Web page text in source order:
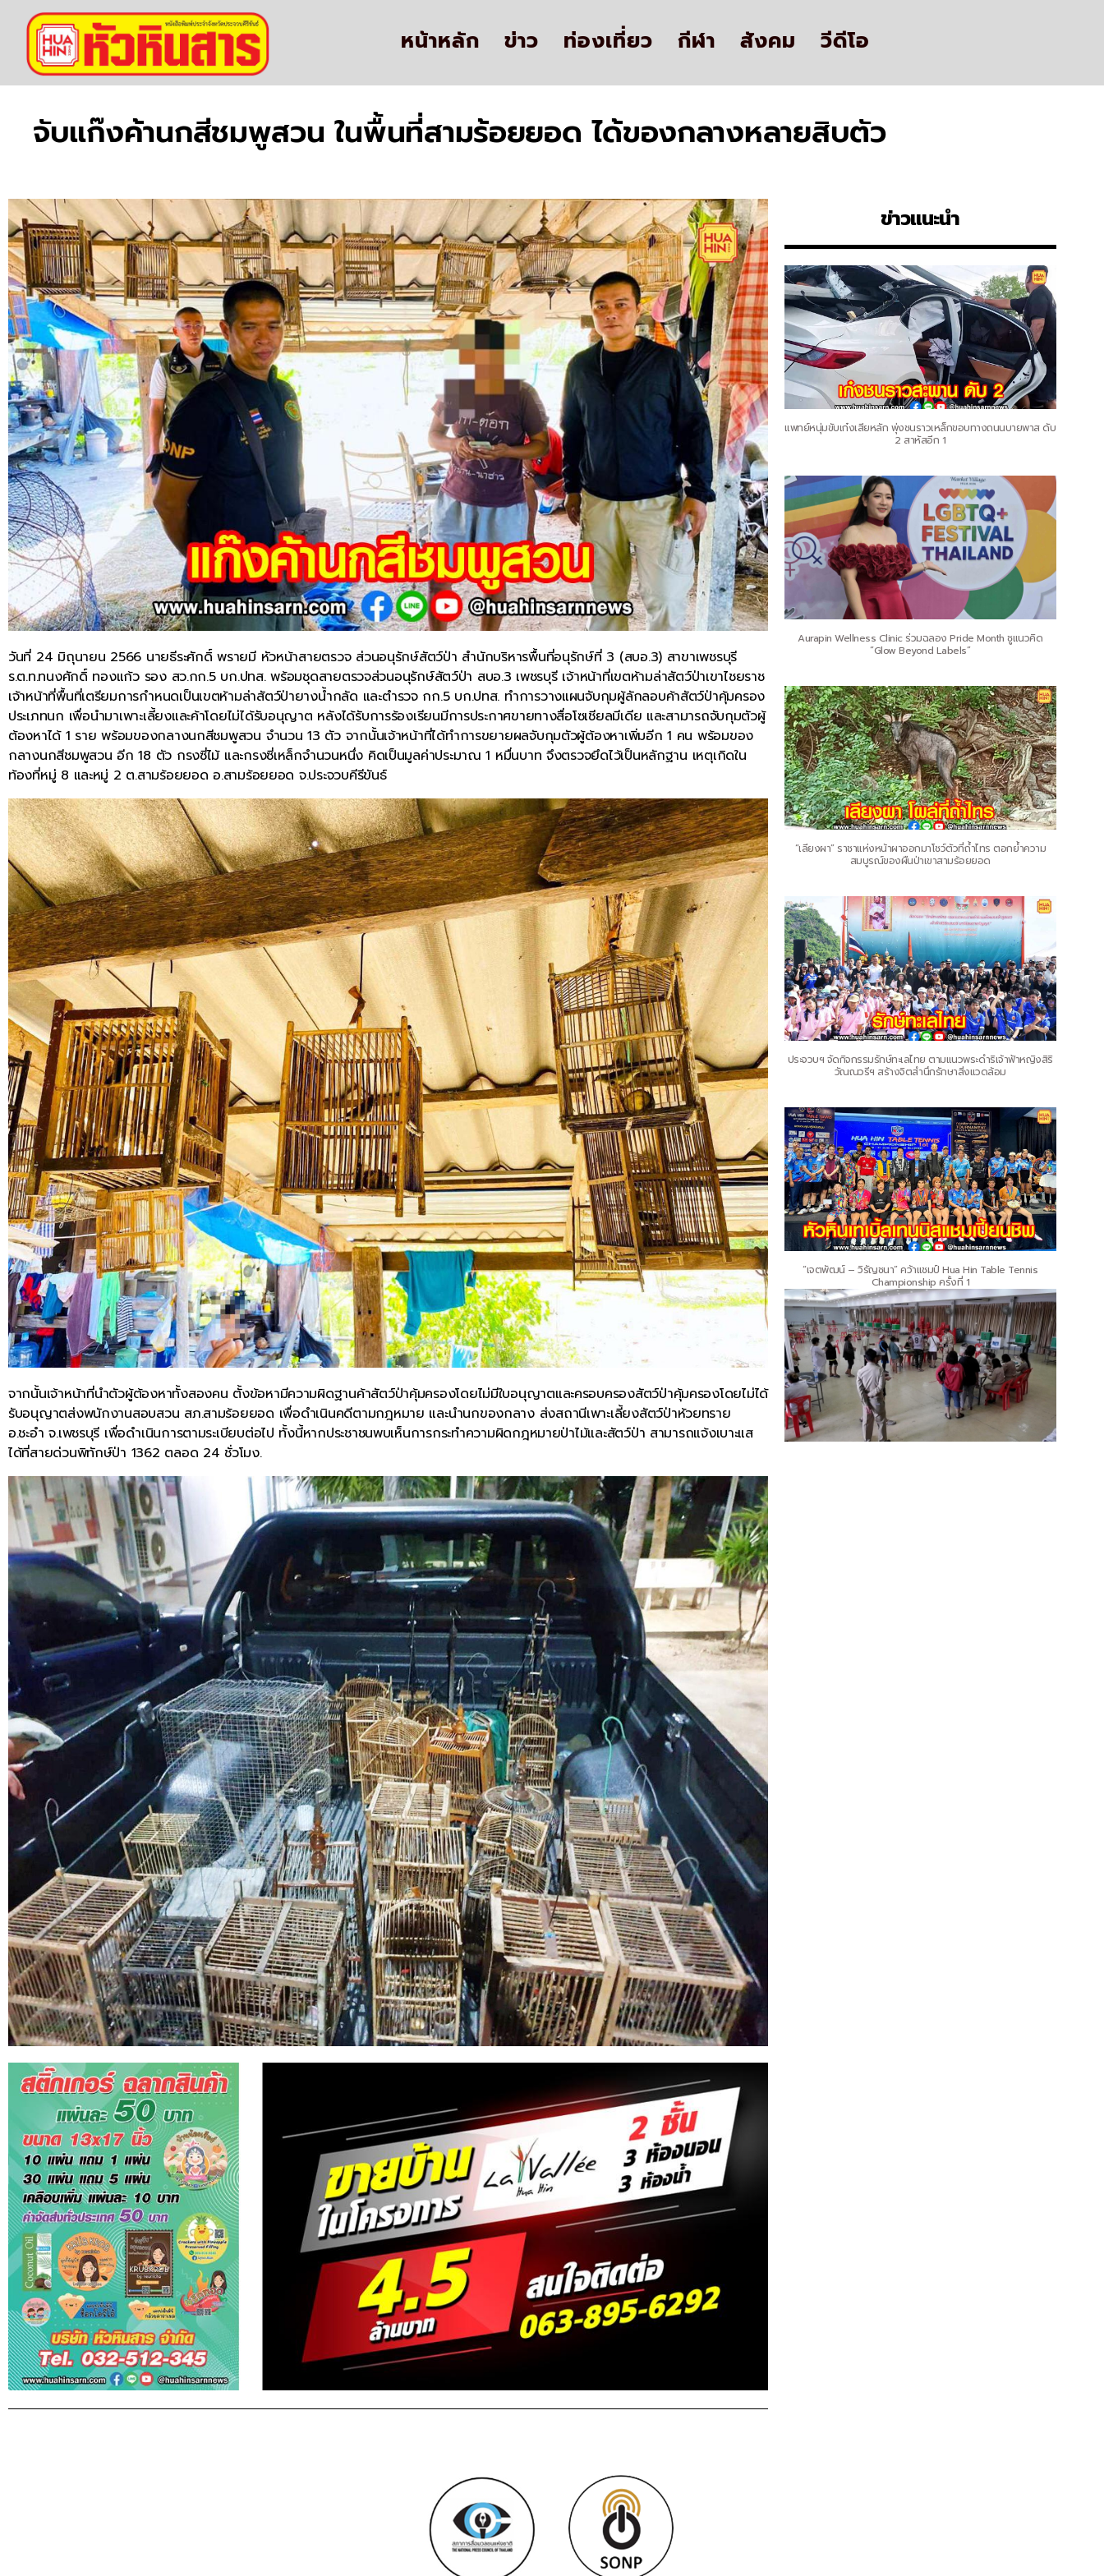
หน้าหลัก ข่าว ท่องเที่ยว กีฬา สังคม วีดีโอ
จับแก๊งค้านกสีชมพูสวน ในพื้นที่สามร้อยยอด ได้ของกลางหลายสิบตัว
วันที่ 24 มิถุนายน 2566 นายธีระศักดิ์ พรายมี หัวหน้าสายตรวจ ส่วนอนุรักษ์สัตว์ป่า สำนักบริหารพื้นที่อนุรักษ์ที่ 3 (สบอ.3) สาขาเพชรบุรี
ร.ต.ท.ทนงศักดิ์ ทองแก้ว รอง สว.กก.5 บก.ปทส. พร้อมชุดสายตรวจส่วนอนุรักษ์สัตว์ป่า สบอ.3 เพชรบุรี เจ้าหน้าที่เขตห้ามล่าสัตว์ป่าเขาไชยราช
เจ้าหน้าที่พื้นที่เตรียมการกำหนดเป็นเขตห้ามล่าสัตว์ป่ายางน้ำกลัด และตำรวจ กก.5 บก.ปทส. ทำการวางแผนจับกุมผู้ลักลอบค้าสัตว์ป่าคุ้มครอง
ประเภทนก เพื่อนำมาเพาะเลี้ยงและค้าโดยไม่ได้รับอนุญาต หลังได้รับการร้องเรียนมีการประกาศขายทางสื่อโซเชียลมีเดีย และสามารถจับกุมตัวผู้
ต้องหาได้ 1 ราย พร้อมของกลางนกสีชมพูสวน จำนวน 13 ตัว จากนั้นเจ้าหน้าที่ได้ทำการขยายผลจับกุมตัวผู้ต้องหาเพิ่มอีก 1 คน พร้อมของ
กลางนกสีชมพูสวน อีก 18 ตัว กรงซี่ไม้ และกรงซี่เหล็กจำนวนหนึ่ง คิดเป็นมูลค่าประมาณ 1 หมื่นบาท จึงตรวจยึดไว้เป็นหลักฐาน เหตุเกิดใน
ท้องที่หมู่ 8 และหมู่ 2 ต.สามร้อยยอด อ.สามร้อยยอด จ.ประจวบคีรีขันธ์
จากนั้นเจ้าหน้าที่นำตัวผู้ต้องหาทั้งสองคน ตั้งข้อหามีความผิดฐานค้าสัตว์ป่าคุ้มครองโดยไม่มีใบอนุญาตและครอบครองสัตว์ป่าคุ้มครองโดยไม่ได้
รับอนุญาตส่งพนักงานสอบสวน สภ.สามร้อยยอด เพื่อดำเนินคดีตามกฎหมาย และนำนกของกลาง ส่งสถานีเพาะเลี้ยงสัตว์ป่าห้วยทราย
อ.ชะอำ จ.เพชรบุรี เพื่อดำเนินการตามระเบียบต่อไป ทั้งนี้หากประชาชนพบเห็นการกระทำความผิดกฎหมายป่าไม้และสัตว์ป่า สามารถแจ้งเบาะแส
ได้ที่สายด่วนพิทักษ์ป่า 1362 ตลอด 24 ชั่วโมง.
ข่าวแนะนำ
แพทย์หนุ่มขับเก๋งเสียหลัก พุ่งชนราวเหล็กขอบทางถนนบายพาส ดับ
2 สาหัสอีก 1
Aurapin Wellness Clinic ร่วมฉลอง Pride Month ชูแนวคิด
“Glow Beyond Labels”
“เลียงผา” ราชาแห่งหน้าผาออกมาโชว์ตัวที่ถ้ำไทร ตอกย้ำความ
สมบูรณ์ของผืนป่าเขาสามร้อยยอด
ประจวบฯ จัดกิจกรรมรักษ์ทะเลไทย ตามแนวพระดำริเจ้าฟ้าหญิงสิริ
วัณณวรีฯ สร้างจิตสำนึกรักษาสิ่งแวดล้อม
“เจตพัฒน์ – วิรัญชนา” คว้าแชมป์ Hua Hin Table Tennis
Championship ครั้งที่ 1